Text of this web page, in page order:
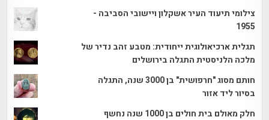
צילומי תיעוד העיר אשקלון ויישובי הסביבה -
1955
תגלית ארכיאולוגית ייחודית: מטבע זהב נדיר של
מלכה הלניסטית התגלה בירושלים
חותם מסוג "חרפושית" בן 3000 שנה, התגלה
בסיור ליד אזור
חלק מאולם בית חולים בן 1000 שנה נחשף